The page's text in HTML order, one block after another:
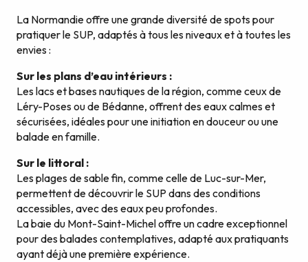
La Normandie offre une grande diversité de spots pour
pratiquer le SUP, adaptés à tous les niveaux et à toutes les
envies :
Sur les plans d’eau intérieurs :
Les lacs et bases nautiques de la région, comme ceux de
Léry-Poses ou de Bédanne, offrent des eaux calmes et
sécurisées, idéales pour une initiation en douceur ou une
balade en famille.
Sur le littoral :
Les plages de sable fin, comme celle de Luc-sur-Mer,
permettent de découvrir le SUP dans des conditions
accessibles, avec des eaux peu profondes.
La baie du Mont-Saint-Michel offre un cadre exceptionnel
pour des balades contemplatives, adapté aux pratiquants
ayant déjà une première expérience.